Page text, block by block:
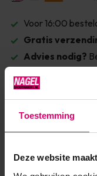
Toestemming
Deze website
Voor 16:00
Gratis
Advies nodig?